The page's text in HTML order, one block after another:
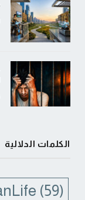
الكلمات الدلالية
(59)